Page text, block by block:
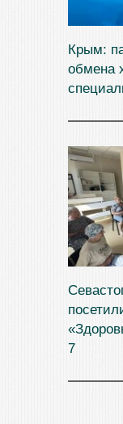
Крым:
обмена
7